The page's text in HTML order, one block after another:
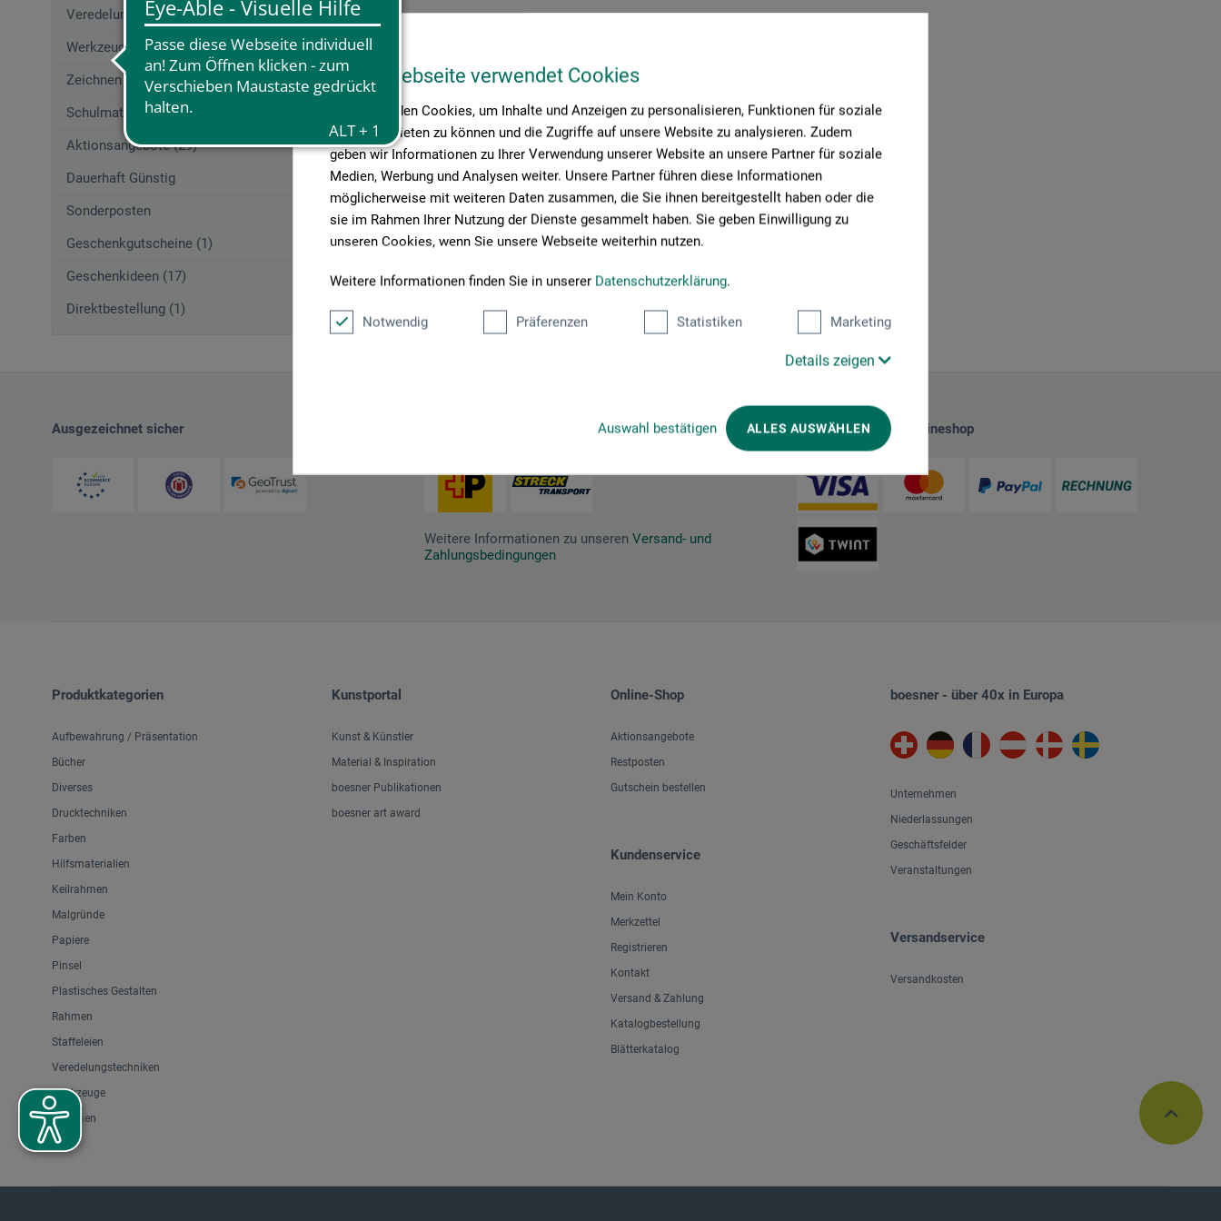
Diese Webseite verwendet Cookies
Wir verwenden Cookies, um Inhalte und Anzeigen zu personalisieren, Funktionen für soziale
Medien anbieten zu können und die Zugriffe auf unsere Website zu analysieren. Zudem
geben wir Informationen zu Ihrer Verwendung unserer Website an unsere Partner für soziale
Medien, Werbung und Analysen weiter. Unsere Partner führen diese Informationen
möglicherweise mit weiteren Daten zusammen, die Sie ihnen bereitgestellt haben oder die
sie im Rahmen Ihrer Nutzung der Dienste gesammelt haben. Sie geben Einwilligung zu
unseren Cookies, wenn Sie unsere Webseite weiterhin nutzen.
Weitere Informationen finden Sie in unserer Datenschutzerklärung.
Notwendig Präferenzen Statistiken Marketing
Details zeigen
Auswahl bestätigen ALLES AUSWÄHLEN
Veredelungstechniken (77)
Werkzeuge (157)
Zeichnen (662)
Schulmaterial (54)
Aktionsangebote (29)
Dauerhaft Günstig
Sonderposten
Geschenkgutscheine (1)
Geschenkideen (17)
Direktbestellung (1)
Ausgezeichnet sicher
Weitere Informationen zu unseren Versand- und
Zahlungsbedingungen
Zahlungsarten im Onlineshop
Produktkategorien
Aufbewahrung / Präsentation
Bücher
Diverses
Drucktechniken
Farben
Hilfsmaterialien
Keilrahmen
Malgründe
Papiere
Pinsel
Plastisches Gestalten
Rahmen
Staffeleien
Veredelungstechniken
Werkzeuge
Zeichnen
Kunstportal
Kunst & Künstler
Material & Inspiration
boesner Publikationen
boesner art award
Online-Shop
Aktionsangebote
Restposten
Gutschein bestellen
Kundenservice
Mein Konto
Merkzettel
Registrieren
Kontakt
Versand & Zahlung
Katalogbestellung
Blätterkatalog
boesner - über 40x in Europa
Unternehmen
Niederlassungen
Geschäftsfelder
Veranstaltungen
Versandservice
Versandkosten